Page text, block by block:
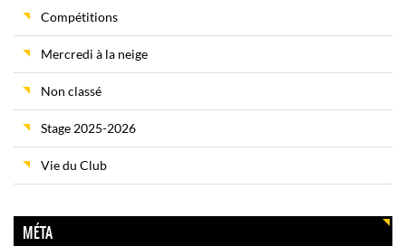
Compétitions
Mercredi à la neige
Non classé
Stage 2025-2026
Vie du Club
MÉTA